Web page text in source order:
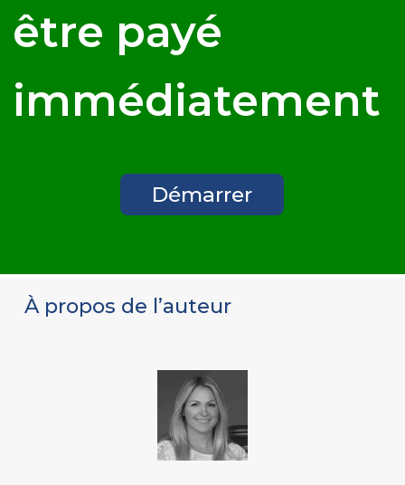
être payé
immédiatement
Démarrer
À propos de l’auteur